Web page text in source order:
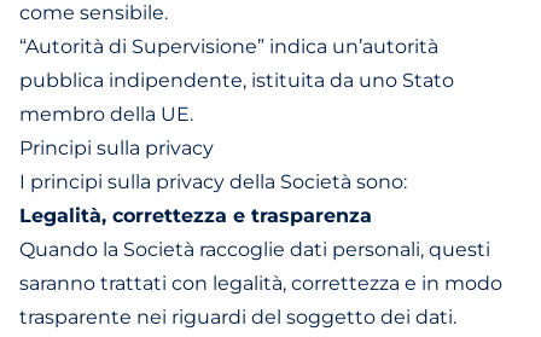
come sensibile.
“Autorità di Supervisione” indica un’autorità
pubblica indipendente, istituita da uno Stato
membro della UE.
Principi sulla privacy
I principi sulla privacy della Società sono:
Legalità, correttezza e trasparenza
Quando la Società raccoglie dati personali, questi
saranno trattati con legalità, correttezza e in modo
trasparente nei riguardi del soggetto dei dati.